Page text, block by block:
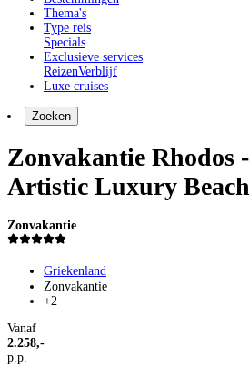
Thema's
Type reis
Specials
Exclusieve services
ReizenVerblijf
Luxe cruises
Zoeken
Zonvakantie Rhodos
Artistic Luxury
Zonvakantie
Griekenland
Zonvakantie
+2
Vanaf
2.258,-
p.p.